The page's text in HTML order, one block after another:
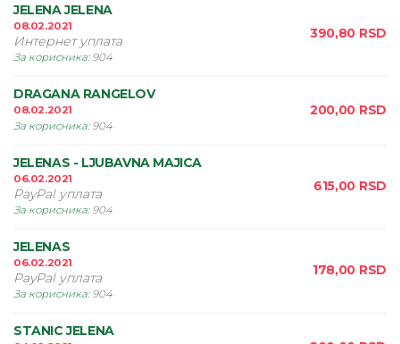
JELENA JELENA
08.02.2021
Интернет уплата
За корисника: 904
390,80 RSD
DRAGANA RANGELOV
08.02.2021
За корисника: 904
200,00 RSD
JELENAS - LJUBAVNA MAJICA
06.02.2021
PayPal уплата
За корисника: 904
615,00 RSD
JELENAS
06.02.2021
PayPal уплата
За корисника: 904
178,00 RSD
STANIC JELENA